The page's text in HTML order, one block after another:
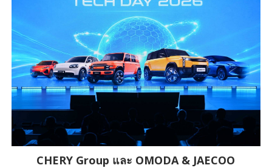
CHERY Group และ OMODA & JAECOO